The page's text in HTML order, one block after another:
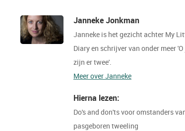
Janneke Jonkman
Janneke is het gezicht achter My
Diary en schrijver van onder meer 'O
zijn er twee'.
Meer over Janneke
Hierna lezen:
Do's and don'ts voor omstanders
pasgeboren tweeling